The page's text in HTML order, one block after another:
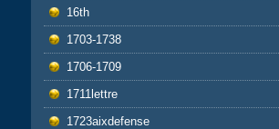
16th
1703-1738
1706-1709
1711lettre
1723aixdefense